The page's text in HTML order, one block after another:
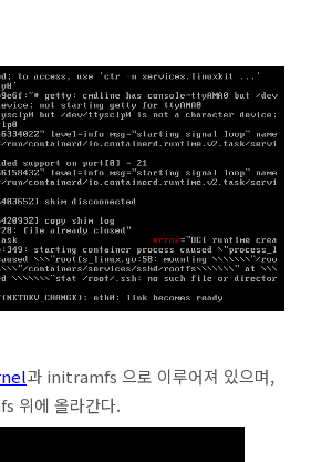
과 initramfs 으로 이루어져 있으며,
위에 올라간다.